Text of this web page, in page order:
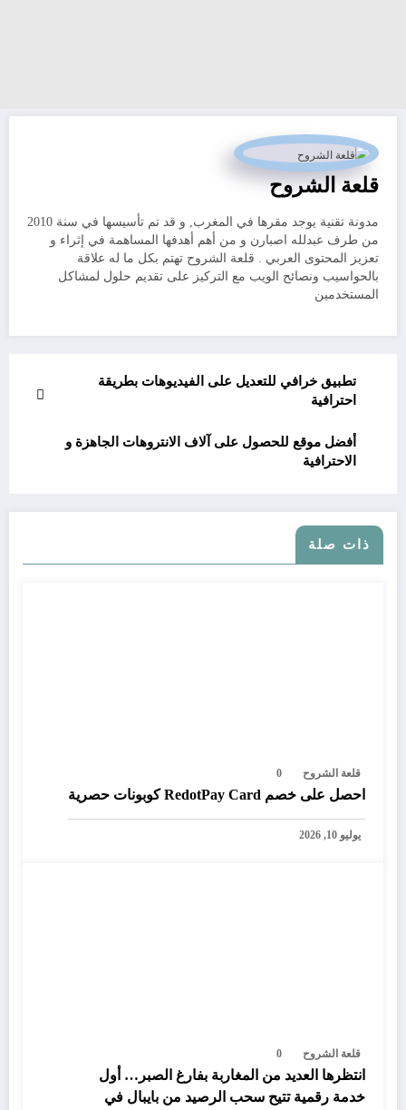
قلعة الشروح
مدونة تقنية يوجد مقرها في المغرب, و قد تم تأسيسها في سنة 2010
من طرف عبدلله اصبارن و من أهم أهدفها المساهمة في إثراء و
تعزيز المحتوى العربي . قلعة الشروح تهتم بكل ما له علاقة
بالحواسيب ونصائح الويب مع التركيز على تقديم حلول لمشاكل
المستخدمين
تطبيق خرافي للتعديل على الفيديوهات بطريقة
احترافية
أفضل موقع للحصول على آلاف الانتروهات الجاهزة و
الاحترافية
ذات صلة
قلعة الشروح 0
احصل على خصم RedotPay Card كوبونات حصرية
يوليو 10, 2026
قلعة الشروح 0
انتظرها العديد من المغاربة بفارغ الصبر… أول
خدمة رقمية تتيح سحب الرصيد من بايبال في